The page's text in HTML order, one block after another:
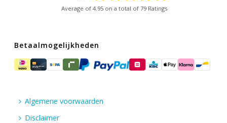
Average of 4.95 on a total of 79 Ratings
Betaalmogelijkheden
Algemene voorwaarden
Disclaimer